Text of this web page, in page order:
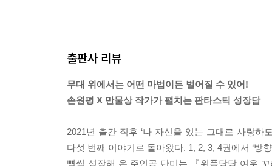
이제 나는 온 몸으로 느낄 수 있었다. 에메랄드빛
--- p.118
그 어떤 마법이 일어나도 이상하지 않은 곳, 그게
--- p.140
출판사 리뷰
무대 위에서는 어떤 마법이든 벌어질 수 있어!
손원평 X 만물상 작가가 펼치는 판타스틱 성장담
2021년 출간 직후 ‘나 자신을 있는 그대로 사랑하
다섯 번째 이야기로 돌아왔다. 1, 2, 3, 4권에서 ‘방
뼘씩 성장해 온 주인공 단미는 『위풍당당 여우